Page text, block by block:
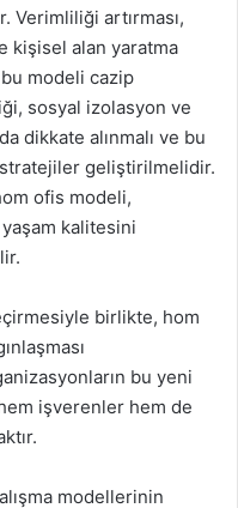
Verimliliği artırması,
kişisel alan yaratma
bu modeli cazip
sosyal izolasyon ve
dikkate alınmalı ve bu
geliştirilmelidir.
ofis modeli,
kalitesini
birlikte, hom
bu yeni
işverenler hem de
modellerinin